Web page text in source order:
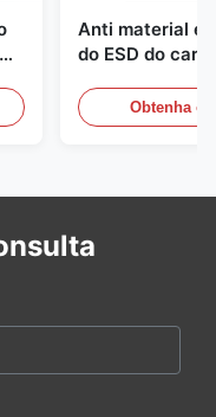
Anti material
do ESD do
Obtenha o